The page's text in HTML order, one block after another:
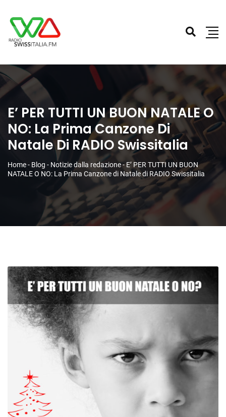
E’ PER TUTTI UN BUON NATALE O
NO: La Prima Canzone Di
Natale Di RADIO Swissitalia
Home- Blog - Notizie dalla redazione- E’ PER TUTTI UN BUON
NATALE O NO: La Prima Canzone di Natale di RADIO Swissitalia